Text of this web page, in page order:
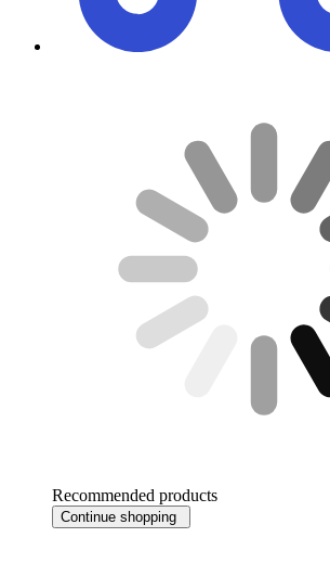
Recommended products
Continue shopping